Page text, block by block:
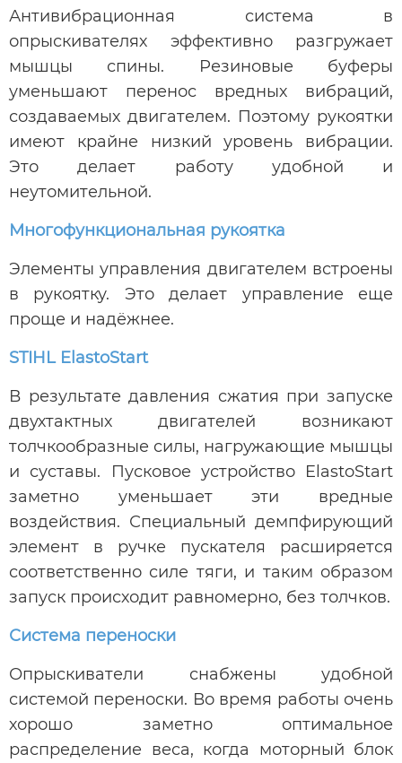
Антивибрационная система в
опрыскивателях эффективно разгружает
мышцы спины. Резиновые буферы
уменьшают перенос вредных вибраций,
создаваемых двигателем. Поэтому рукоятки
имеют крайне низкий уровень вибрации.
Это делает работу удобной и
неутомительной.
Многофункциональная рукоятка
Элементы управления двигателем встроены
в рукоятку. Это делает управление еще
проще и надёжнее.
STIHL ElastoStart
В результате давления сжатия при запуске
двухтактных двигателей возникают
толчкообразные силы, нагружающие мышцы
и суставы. Пусковое устройство ElastoStart
заметно уменьшает эти вредные
воздействия. Специальный демпфирующий
элемент в ручке пускателя расширяется
соответственно силе тяги, и таким образом
запуск происходит равномерно, без толчков.
Система переноски
Опрыскиватели снабжены удобной
системой переноски. Во время работы очень
хорошо заметно оптимальное
распределение веса, когда моторный блок